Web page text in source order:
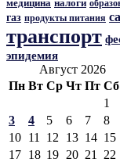
медицина налоги
газ продукты питания
транспорт
эпидемия
Август 2026
Пн Вт Ср Чт Пт Сб
1
3
4 5 6 7 8
10 11 12 13 14 15
17 18 19 20 21 22